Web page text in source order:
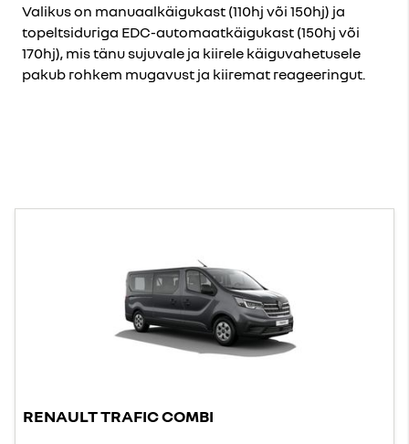
Valikus on manuaalkäigukast (110hj või 150hj) ja
topeltsiduriga EDC-automaatkäigukast (150hj või
170hj), mis tänu sujuvale ja kiirele käiguvahetusele
pakub rohkem mugavust ja kiiremat reageeringut.
RENAULT TRAFIC COMBI